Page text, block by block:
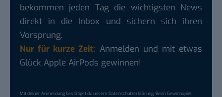
bekommen jeden Tag die wichtigsten News
direkt in die Inbox und sichern sich ihren
Vorsprung.
Nur für kurze Zeit: Anmelden und mit etwas
Glück Apple AirPods gewinnen!
Mit deiner Anmeldung bestätigst du unsereDatenschutzerklärung. Beim Gewinnspiel